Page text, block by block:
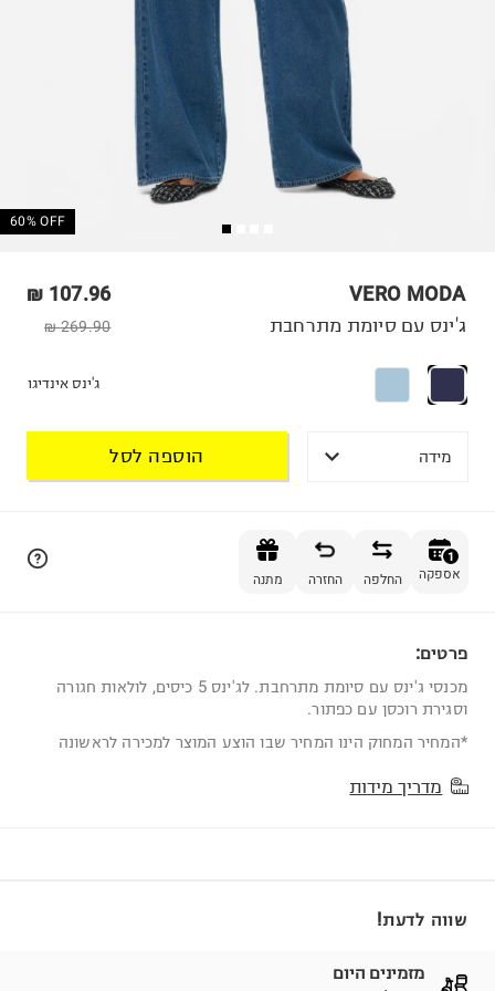
60% OFF
VERO MODA
107.96 ₪
269.90 ₪ ג'ינס עם סיומת מתרחבת
ג'ינס אינדיגו
מידה הוספה לסל
1
אספקה החלפה החזרה מתנה
פרטים:
מכנסי ג'ינס עם סיומת מתרחבת. לג'ינס 5 כיסים, לולאות חגורה
וסגירת רוכסן עם כפתור.
*המחיר המחוק הינו המחיר שבו הוצע המוצר למכירה לראשונה
מדריך מידות
שווה לדעת!
מזמינים היום